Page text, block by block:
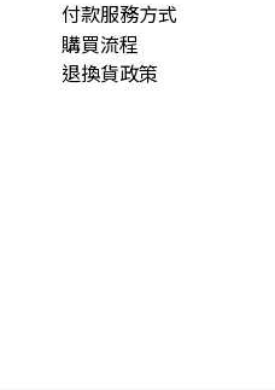
付款服務方式
購買流程
退換貨政策